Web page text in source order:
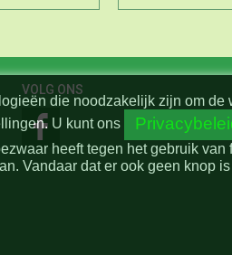
VOLG ONS
die noodzakelijk zijn om de
U kunt ons
heeft tegen het gebruik
Vandaar dat er ook geen knop